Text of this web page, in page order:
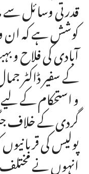
قدرتی وسائل
کوشش ہے کہ ان
آبادی کی فلاح و
کے سفیر ڈاکٹر
و استحکام کے
گردی کے خلاف
پولیس کی
انہوں نے